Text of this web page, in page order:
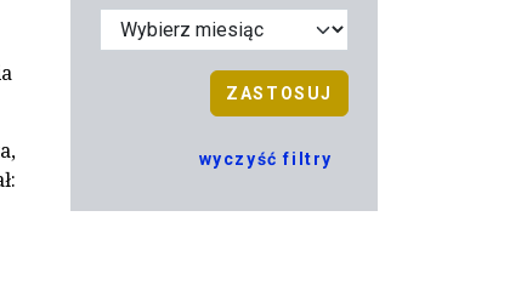
ZASTOSUJ
wyczyść filtry